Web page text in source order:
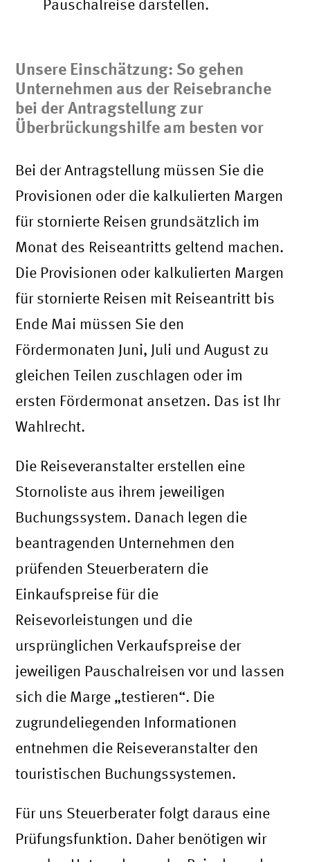
Pauschalreise darstellen.
Unsere Einschätzung: So gehen
Unternehmen aus der Reisebranche
bei der Antragstellung zur
Überbrückungshilfe am besten vor
Bei der Antragstellung müssen Sie die
Provisionen oder die kalkulierten Margen
für stornierte Reisen grundsätzlich im
Monat des Reiseantritts geltend machen.
Die Provisionen oder kalkulierten Margen
für stornierte Reisen mit Reiseantritt bis
Ende Mai müssen Sie den
Fördermonaten Juni, Juli und August zu
gleichen Teilen zuschlagen oder im
ersten Fördermonat ansetzen. Das ist Ihr
Wahlrecht.
Die Reiseveranstalter erstellen eine
Stornoliste aus ihrem jeweiligen
Buchungssystem. Danach legen die
beantragenden Unternehmen den
prüfenden Steuerberatern die
Einkaufspreise für die
Reisevorleistungen und die
ursprünglichen Verkaufspreise der
jeweiligen Pauschalreisen vor und lassen
sich die Marge „testieren“. Die
zugrundeliegenden Informationen
entnehmen die Reiseveranstalter den
touristischen Buchungssystemen.
Für uns Steuerberater folgt daraus eine
Prüfungsfunktion. Daher benötigen wir